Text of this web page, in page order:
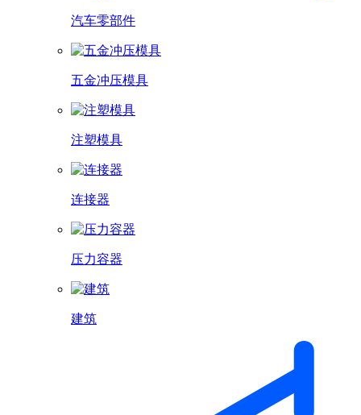
汽车零部件
五金冲压模具
注塑模具
连接器
压力容器
建筑